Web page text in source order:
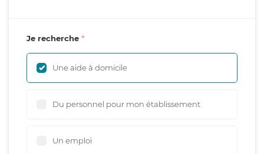
Je recherche
Une aide à domicile
Du personnel pour mon établissement
Un emploi